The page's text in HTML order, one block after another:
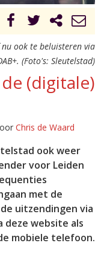
ook te beluisteren via
(Foto's: Sleutelstad)
(digitale)
Chris de Waard
ook weer
voor Leiden
met de
uitzendingen via
website als
mobiele telefoon.